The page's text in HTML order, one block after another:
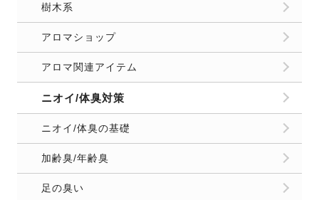
樹木系
アロマショップ
アロマ関連アイテム
ニオイ/体臭対策
ニオイ/体臭の基礎
加齢臭/年齢臭
足の臭い